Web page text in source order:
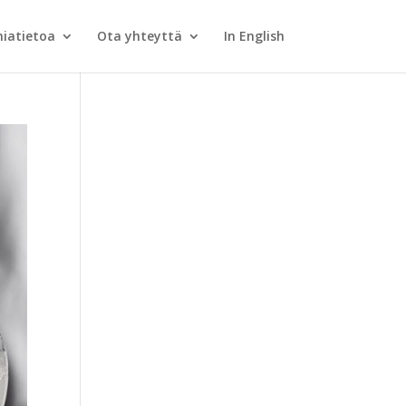
Ota yhteyttä In English